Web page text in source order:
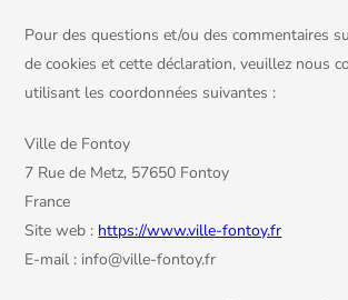
Pour des questions et/ou des commentaires
de cookies et cette déclaration, veuillez nous
utilisant les coordonnées suivantes :
Ville de Fontoy
7 Rue de Metz, 57650 Fontoy
France
Site web : https://www.ville-fontoy.fr
E-mail : info@ville-fontoy.fr